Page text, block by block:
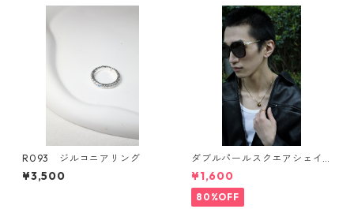
R093 ジルコニアリング
¥3,500
ダブルパールスクエアシェイ
プサングラス(Dark brown) **
SinSin*
¥1,600
80%OFF